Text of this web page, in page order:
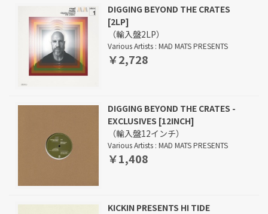
DIGGING BEYOND THE CRATES
[2LP]
（輸入盤2LP）
Various Artists : MAD MATS PRESENTS
￥2,728
DIGGING BEYOND THE CRATES -
EXCLUSIVES [12INCH]
（輸入盤12インチ）
Various Artists : MAD MATS PRESENTS
￥1,408
KICKIN PRESENTS HI TIDE